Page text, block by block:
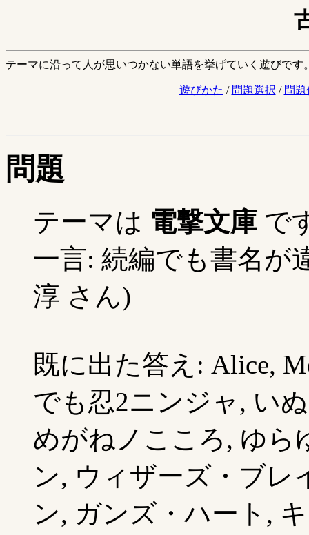
テーマに沿って人が思いつかない単語を挙げていく遊びです
遊びかた / 問題選択 / 問題
問題
テーマは 電撃文庫 で
一言: 続編でも書名
淳 さん)
既に出た答え: Alice,
でも忍2ニンジャ, い
めがねノこころ, ゆら
ン, ウィザーズ・ブレ
ン, ガンズ・ハート,